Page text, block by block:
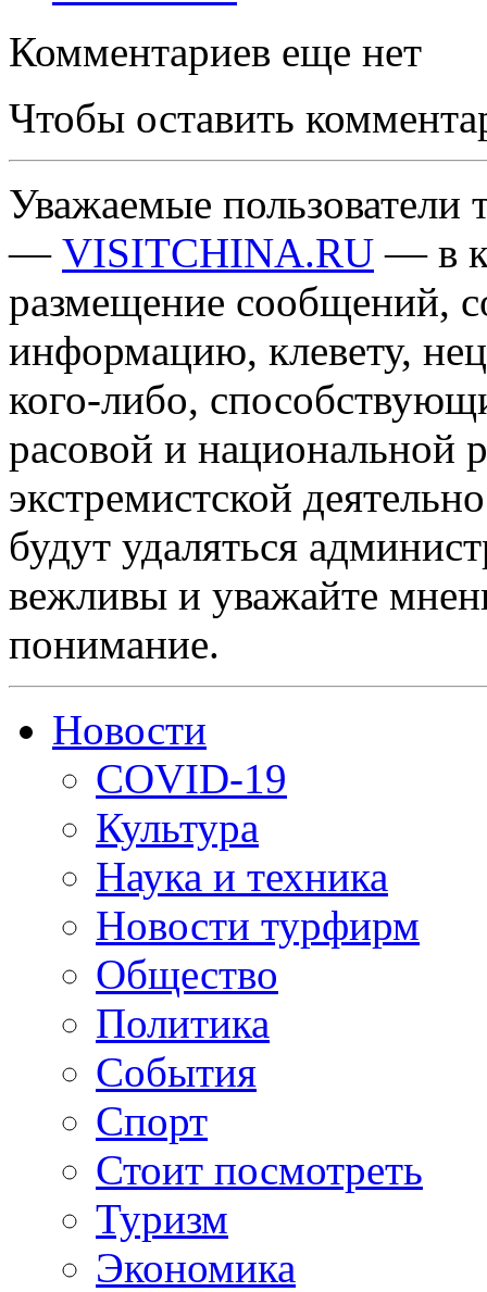
Комментариев еще нет
Чтобы оставить
Уважаемые пользователи
— VISITCHINA.RU — в
размещение сообщений,
информацию, клевету,
кого-либо,
расовой и национальной
экстремистской
будут удаляться
вежливы и уважайте
понимание.
Новости
COVID-19
Культура
Наука и техника
Новости турфирм
Общество
Политика
События
Спорт
Стоит посмотреть
Туризм
Экономика